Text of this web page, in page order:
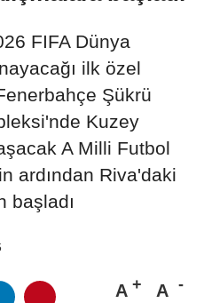
FIFA Dünya
ilk özel
Şükrü
Kuzey
A Milli Futbol
ardından Riva'daki
başladı
A A